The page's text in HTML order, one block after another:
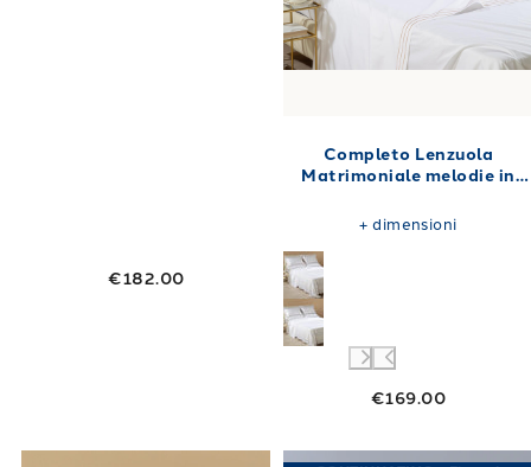
€182.00
Completo Lenzuola
Matrimoniale melodie in
€169.00
+dimensioni
Completo Lenzuola Matrimoniale
Link to "